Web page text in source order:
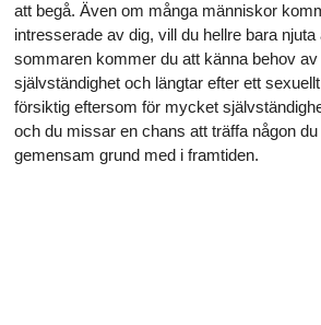
att begå. Även om många människor
intresserade av dig, vill du hellre bara
sommaren kommer du att känna behov av
självständighet och längtar efter ett
försiktig eftersom för mycket
och du missar en chans att träffa någon
gemensam grund med i framtiden.